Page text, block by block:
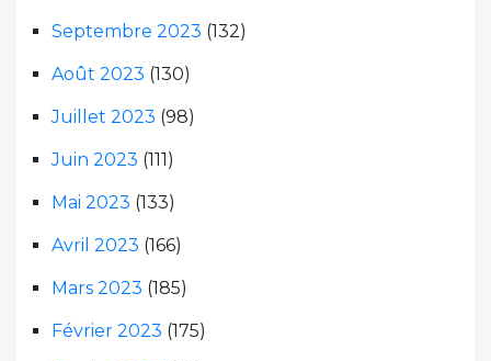
Septembre 2023 (132)
Août 2023 (130)
Juillet 2023 (98)
Juin 2023 (111)
Mai 2023 (133)
Avril 2023 (166)
Mars 2023 (185)
Février 2023 (175)